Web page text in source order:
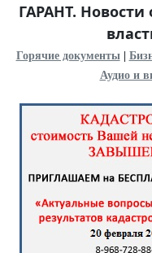
ГАРАНТ. Новости
Горячие документы|
Аудио и